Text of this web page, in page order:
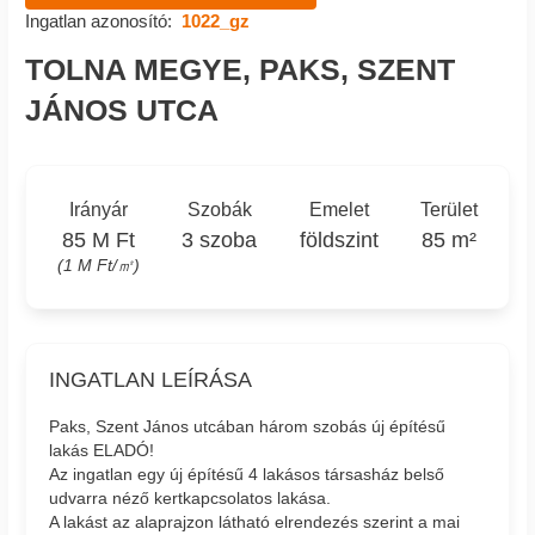
Ingatlan azonosító: 1022_gz
TOLNA MEGYE, PAKS, SZENT
JÁNOS UTCA
Irányár
85 M Ft
(1 M Ft/㎡)
Szobák
3 szoba
Emelet
földszint
Terület
85 m²
INGATLAN LEÍRÁSA
Paks, Szent János utcában három szobás új építésű
lakás ELADÓ!
Az ingatlan egy új építésű 4 lakásos társasház belső
udvarra néző kertkapcsolatos lakása.
A lakást az alaprajzon látható elrendezés szerint a mai